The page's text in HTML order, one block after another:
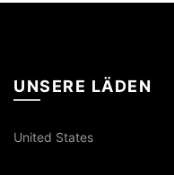
UNSERE LÄDEN
United States